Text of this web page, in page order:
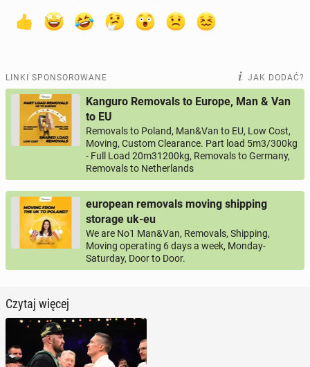
LINKI SPONSOROWANE JAK DODAĆ?
Kanguro Removals to Europe, Man & Van
to EU
Removals to Poland, Man&Van to EU, Low Cost,
Moving, Custom Clearance. Part load 5m3/300kg
- Full Load 20m31200kg, Removals to Germany,
Removals to Netherlands
european removals moving shipping
storage uk-eu
We are No1 Man&Van, Removals, Shipping,
Moving operating 6 days a week, Monday-
Saturday, Door to Door.
Czytaj więcej